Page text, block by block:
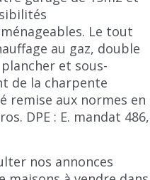
Le tout
au gaz, double
et sous-
de la charpente
remise aux normes en
DPE : E. mandat 486,
nos annonces